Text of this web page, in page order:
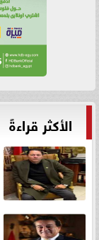
الأكثر قراءةً